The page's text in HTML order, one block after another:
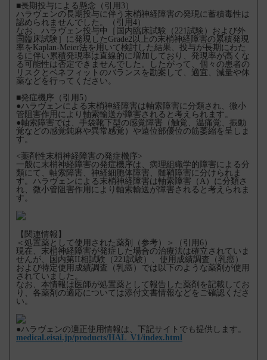
■長期投与による懸念（引用3）
ハラヴェンの長期投与に伴う末梢神経障害の発現に蓄積毒性は
認められませんでした。（引用4）
なお、ハラヴェン投与中［国内臨床試験（221試験）および外
国臨床試験］に発現したGrade2以上の末梢神経障害の累積発現
率をKaplan-Meier法を用いて検討した結果、投与が長期にわた
るに伴い累積発現率は直線的に増加しており、発現率が高くな
る可能性は否定できませんでした。したがって、個々の患者の
リスクとベネフィットのバランスを勘案して、適宜、減量や休
薬などを行ってください。
■発症機序（引用5）
●ハラヴェンによる末梢神経障害は軸索障害に分類され、微小
管阻害作用により軸索輸送が障害されると考えられます。
●軸索障害では、手袋靴下型の感覚障害（触覚、温痛覚、振動
覚などの感覚鈍麻や異常感覚）や遠位部優位の筋萎縮を呈しま
す。
<薬剤性末梢神経障害の発症機序>
一般に末梢神経障害の発症機序は、病理組織学的障害による分
類にて、軸索障害、神経細胞体障害、髄鞘障害に分けられま
す。ハラヴェンによる末梢神経障害は軸索障害（A）に分類さ
れ、微小管阻害作用により軸索輸送が障害されると考えられま
す。
【関連情報】
＜処置薬として使用された薬剤（参考）＞（引用6）
現在、末梢神経障害が発症した場合の治療法は確立されていま
せんが、国内第II相試験（221試験）、使用成績調査（乳癌）
および特定使用成績調査（乳癌）では以下のような薬剤が使用
されていました。
なお、本情報は医師が処置薬として報告した薬剤を記載してお
り、各薬剤の適応については添付文書情報などをご確認くださ
い。
●ハラヴェンの適正使用情報は、下記サイトでも提供します。
medical.eisai.jp/products/HAL_V1/index.html